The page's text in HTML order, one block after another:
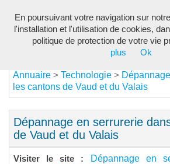
Annuaire > Technologie >
les cantons de Vaud et du Valais
Dépannage en serrurerie
de Vaud et du Valais
Visiter le site :
Dépannage en
En poursuivant votre navigation sur
l'installation et l'utilisation de cookies,
politique de protection de votre vie
plus
Ok